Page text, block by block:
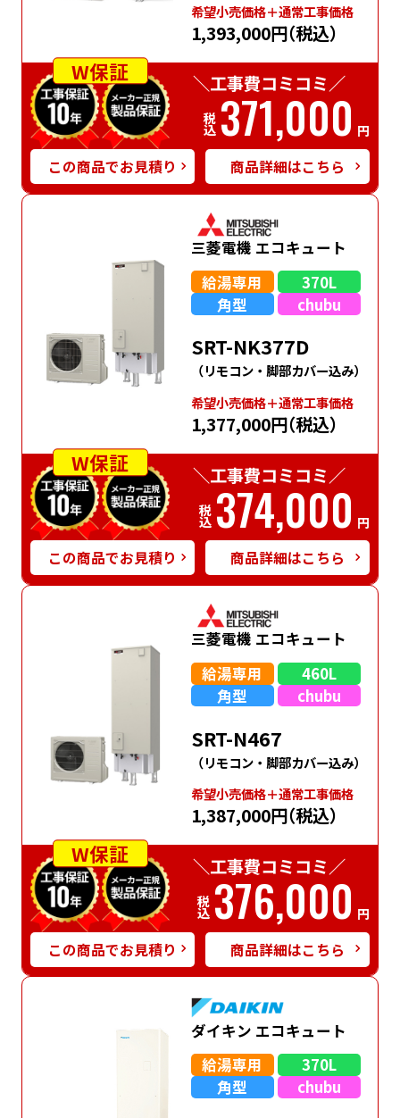
希望⼩売価格＋通常⼯事価格
1,393,000円（税込）
W保証
＼工事費コミコミ／
税込 371,000 円
この商品でお見積り 商品詳細はこちら
三菱電機 エコキュート
給湯専用
370L
角型
chubu
SRT-NK377D
（リモコン・脚部カバー込み）
希望⼩売価格＋通常⼯事価格
1,377,000円（税込）
W保証
＼工事費コミコミ／
税込 374,000 円
この商品でお見積り 商品詳細はこちら
三菱電機 エコキュート
給湯専用
460L
角型
chubu
SRT-N467
（リモコン・脚部カバー込み）
希望⼩売価格＋通常⼯事価格
1,387,000円（税込）
W保証
＼工事費コミコミ／
税込 376,000 円
この商品でお見積り 商品詳細はこちら
ダイキン エコキュート
給湯専用
370L
角型
chubu